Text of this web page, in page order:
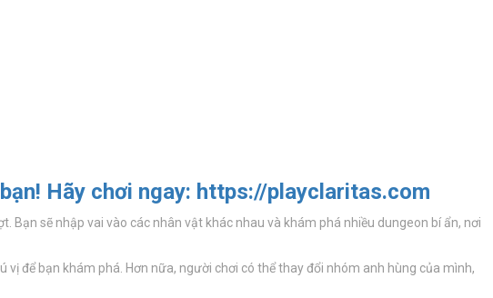
Hãy chơi ngay: https://playclaritas.com
Bạn sẽ nhập vai vào các nhân vật khác nhau và khám phá nhiều dungeon bí ẩn, nơi
để bạn khám phá. Hơn nữa, người chơi có thể thay đổi nhóm anh hùng của mình,